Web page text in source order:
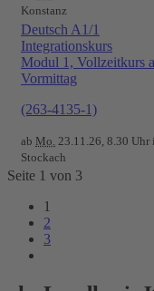
Konstanz
Deutsch A1/1
Integrationskurs
Modul 1, Vollzeitkurs
Vormittag
(263-4135-1)
ab Mo. 23.11.26, 8.30 Uhr
Stockach
Seite 1 von 3
1
2
3